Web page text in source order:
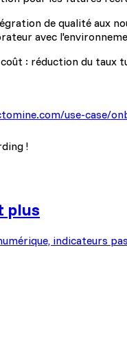
de qualité aux
avec
: réduction du
use-case/
!
plus
indicateurs